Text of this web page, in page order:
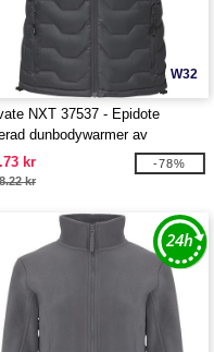
W32
NXT 37537 - Epidote
dunbodywarmer av
GRS-material
kr
kr
-78%